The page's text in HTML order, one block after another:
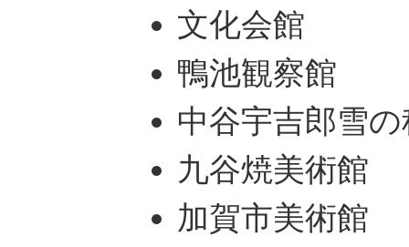
文化会館
鴨池観察館
中谷宇吉郎雪
九谷焼美術館
加賀市美術館